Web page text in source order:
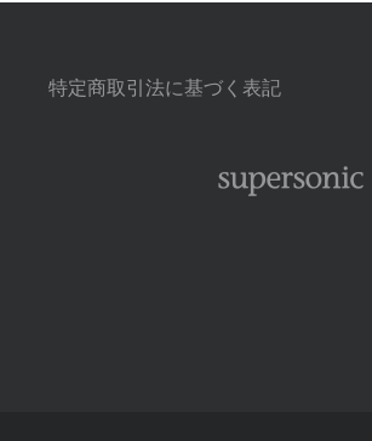
特定商取引法に基づく表記